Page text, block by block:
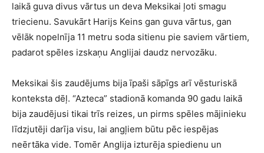
laikā guva divus vārtus un deva Meksikai ļoti smagu
triecienu. Savukārt Harijs Keins gan guva vārtus, gan
vēlāk nopelnīja 11 metru soda sitienu pie saviem vārtiem,
padarot spēles izskaņu Anglijai daudz nervozāku.
Meksikai šis zaudējums bija īpaši sāpīgs arī vēsturiskā
konteksta dēļ. “Azteca” stadionā komanda 90 gadu laikā
bija zaudējusi tikai trīs reizes, un pirms spēles mājinieku
līdzjutēji darīja visu, lai angļiem būtu pēc iespējas
neērtāka vide. Tomēr Anglija izturēja spiedienu un